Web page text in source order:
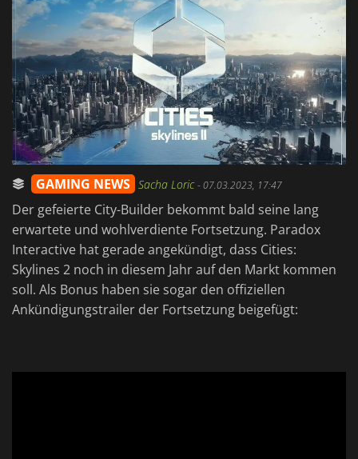
ANMELDEN ODER REGISTRIEREN
GAMING NEWS Sacha Loric-07.03.2023, 17:47
Der gefeierte City-Builder bekommt bald seine lang
erwartete und wohlverdiente Fortsetzung. Paradox
Interactive hat gerade angekündigt, dass Cities:
Skylines 2 noch in diesem Jahr auf den Markt kommen
soll. Als Bonus haben sie sogar den offiziellen
Ankündigungstrailer der Fortsetzung beigefügt: